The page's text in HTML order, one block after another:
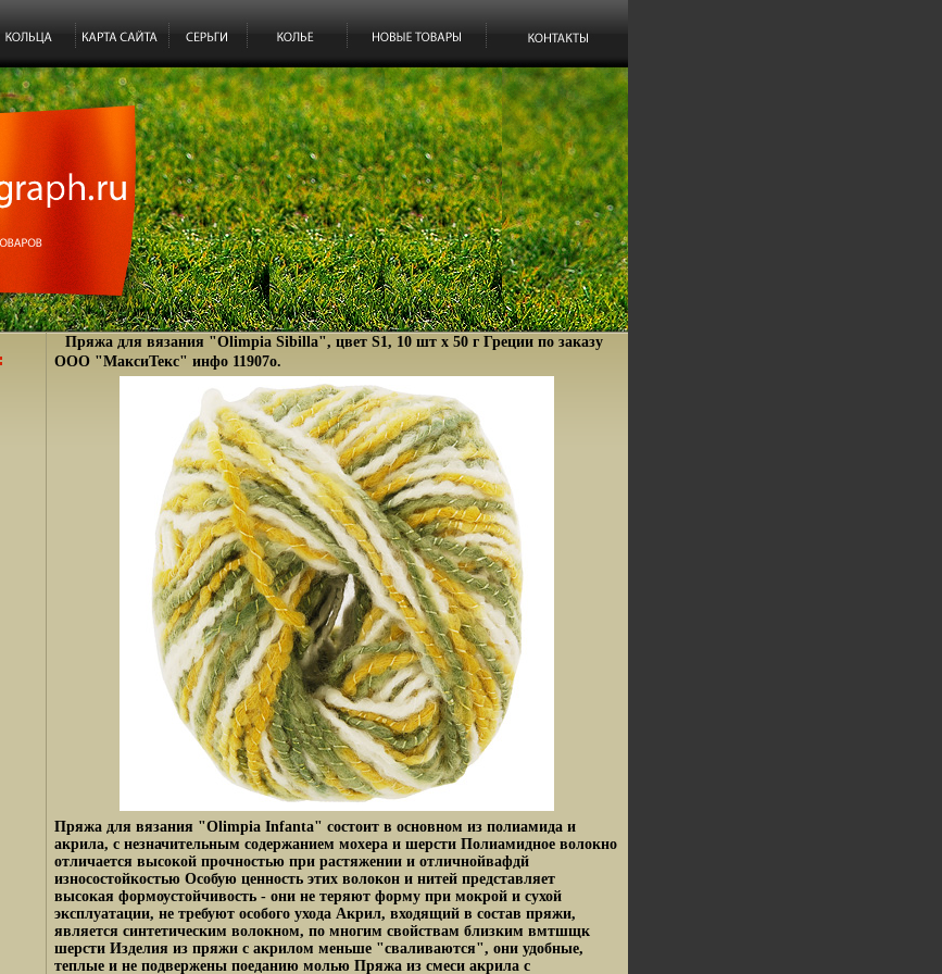
Пряжа для вязания "Olimpia Sibilla", цвет S1, 10 шт х 50 г Греции по заказу
ООО "МаксиТекс" инфо 11907o.
Пряжа для вязания "Olimpia Infanta" состоит в основном из полиамида и
акрила, с незначительным содержанием мохера и шерсти Полиамидное волокно
отличается высокой прочностью при растяжении и отличнойвафдй
износостойкостью Особую ценность этих волокон и нитей представляет
высокая формоустойчивость - они не теряют форму при мокрой и сухой
эксплуатации, не требуют особого ухода Акрил, входящий в состав пряжи,
является синтетическим волокном, по многим свойствам близким вмтшщк
шерсти Изделия из пряжи с акрилом меньше "сваливаются", они удобные,
теплые и не подвержены поеданию молью Пряжа из смеси акрила с